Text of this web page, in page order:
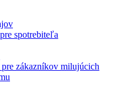
spotrebiteľa
zákazníkov milujúcich